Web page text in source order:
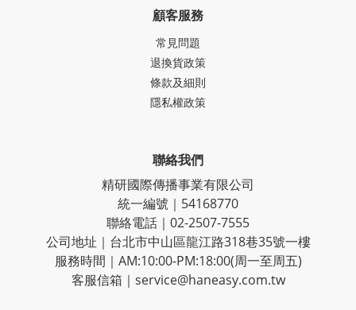
顧客服務
常見問題
退換貨政策
條款及細則
隱私權政策
聯絡我們
精研國際傳播事業有限公司
統一編號｜54168770
聯絡電話｜02-2507-7555
公司地址｜台北市中山區龍江路318巷35號一樓
服務時間｜AM:10:00-PM:18:00(周一至周五)
客服信箱｜service@haneasy.com.tw